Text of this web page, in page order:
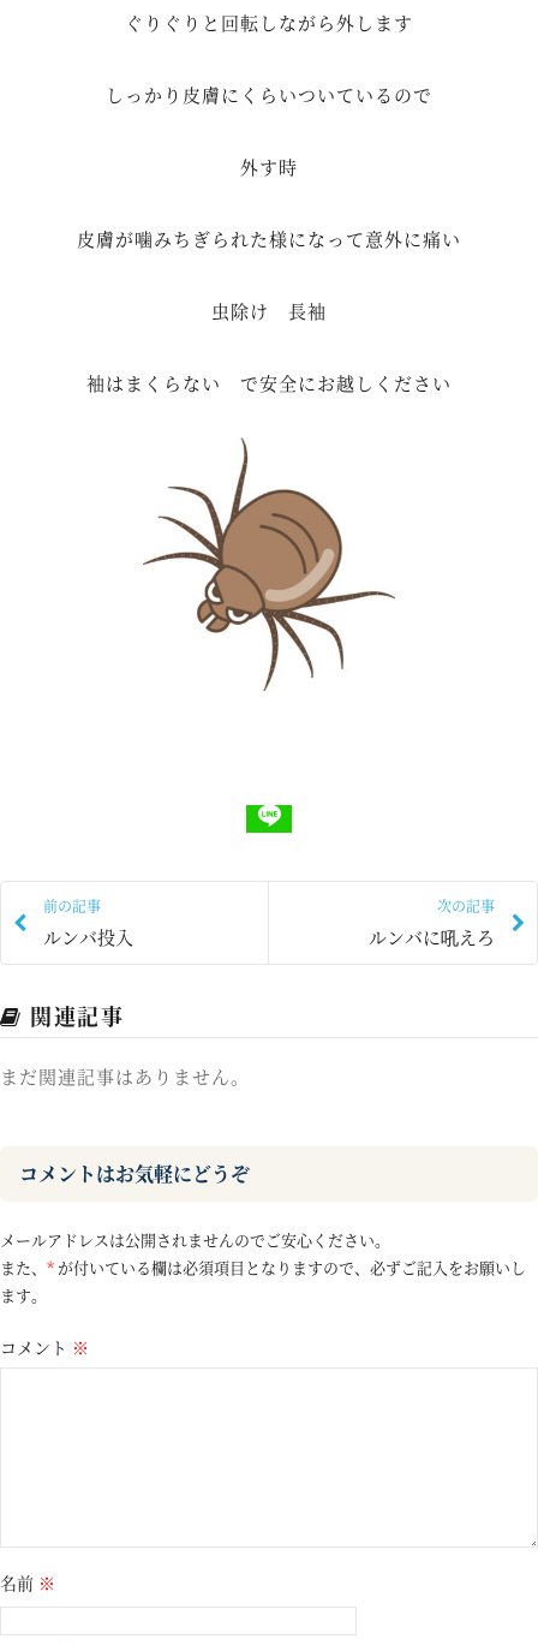
ぐりぐりと回転しながら外します
しっかり皮膚にくらいついているので
外す時
皮膚が噛みちぎられた様になって意外に痛い
虫除け 長袖
袖はまくらない で安全にお越しください
前の記事
ルンバ投入
次の記事
ルンバに吼えろ
関連記事
まだ関連記事はありません。
コメントはお気軽にどうぞ
メールアドレスは公開されませんのでご安心ください。
また、 * が付いている欄は必須項目となりますので、必ずご記入をお願いし
ます。
コメント ※
名前 ※